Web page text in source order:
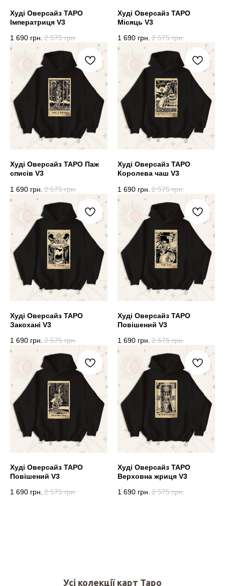
Худі Оверсайз ТАРО
Імператриця V3
1 690 грн. 2 575 грн.
Худі Оверсайз ТАРО
Місяць V3
1 690 грн. 2 575 грн.
Худі Оверсайз ТАРО Паж
списів V3
1 690 грн. 2 575 грн.
Худі Оверсайз ТАРО
Королева чаш V3
1 690 грн. 2 575 грн.
Худі Оверсайз ТАРО
Закохані V3
1 690 грн. 2 575 грн.
Худі Оверсайз ТАРО
Повішений V3
1 690 грн. 2 575 грн.
Худі Оверсайз ТАРО
Повішений V3
1 690 грн. 2 575 грн.
Худі Оверсайз ТАРО
Верховна жриця V3
1 690 грн. 2 575 грн.
Усі колекції карт Таро